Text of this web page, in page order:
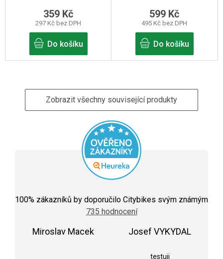
297 Kč bez DPH
359 Kč
Do košíku
495 Kč bez DPH
599 Kč
Do košíku
Zobrazit všechny související produkty
hodnocení
obchodu
je
100% zákazníků by doporučilo Citybikes svým známým
735 hodnocení
Miroslav Macek Josef VYKYDAL
testuji